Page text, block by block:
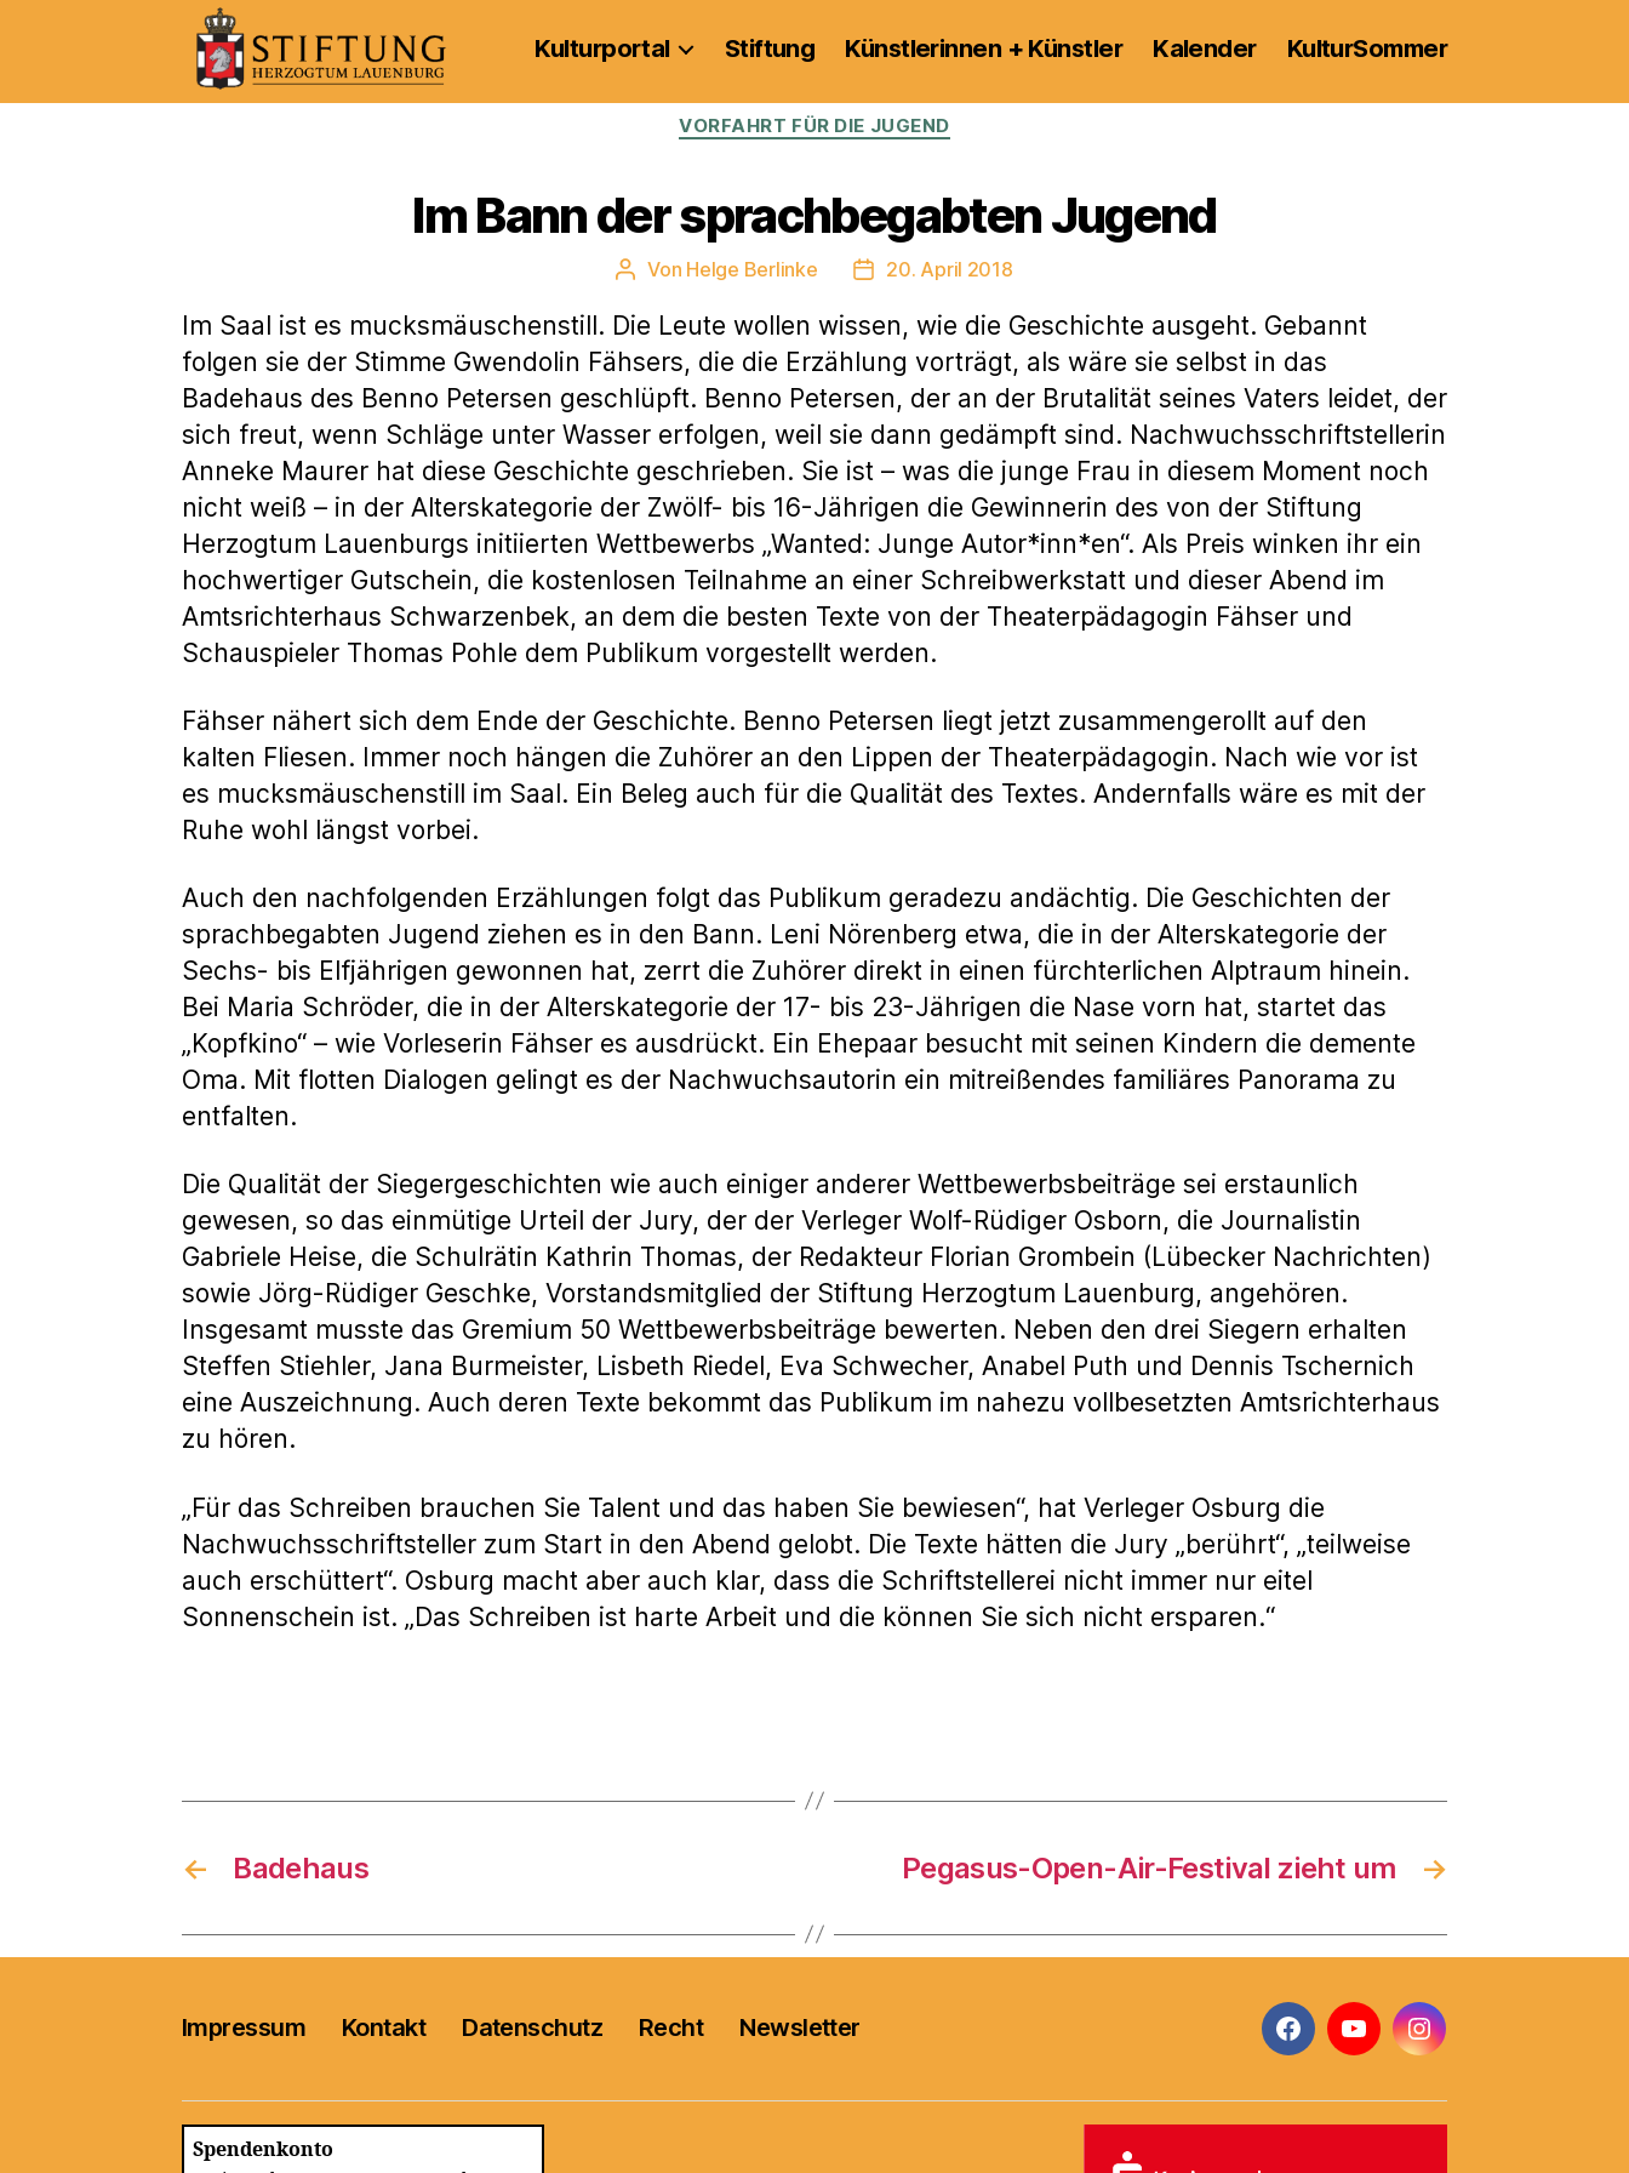
Kulturportal
Kulturportal Stiftung Künstlerinnen + Künstler Kalender KulturSommer
Kategorien
VORFAHRT FÜR DIE JUGEND
Im Bann der sprachbegabten Jugend
Beitragsautor
Von Helge Berlinke Veröffentlichungsdatum
20. April 2018
Im Saal ist es mucksmäuschenstill. Die Leute wollen wissen, wie die Geschichte ausgeht. Gebannt
folgen sie der Stimme Gwendolin Fähsers, die die Erzählung vorträgt, als wäre sie selbst in das
Badehaus des Benno Petersen geschlüpft. Benno Petersen, der an der Brutalität seines Vaters leidet, der
sich freut, wenn Schläge unter Wasser erfolgen, weil sie dann gedämpft sind. Nachwuchsschriftstellerin
Anneke Maurer hat diese Geschichte geschrieben. Sie ist – was die junge Frau in diesem Moment noch
nicht weiß – in der Alterskategorie der Zwölf- bis 16-Jährigen die Gewinnerin des von der Stiftung
Herzogtum Lauenburgs initiierten Wettbewerbs „Wanted: Junge Autor*inn*en“. Als Preis winken ihr ein
hochwertiger Gutschein, die kostenlosen Teilnahme an einer Schreibwerkstatt und dieser Abend im
Amtsrichterhaus Schwarzenbek, an dem die besten Texte von der Theaterpädagogin Fähser und
Schauspieler Thomas Pohle dem Publikum vorgestellt werden.
Fähser nähert sich dem Ende der Geschichte. Benno Petersen liegt jetzt zusammengerollt auf den
kalten Fliesen. Immer noch hängen die Zuhörer an den Lippen der Theaterpädagogin. Nach wie vor ist
es mucksmäuschenstill im Saal. Ein Beleg auch für die Qualität des Textes. Andernfalls wäre es mit der
Ruhe wohl längst vorbei.
Auch den nachfolgenden Erzählungen folgt das Publikum geradezu andächtig. Die Geschichten der
sprachbegabten Jugend ziehen es in den Bann. Leni Nörenberg etwa, die in der Alterskategorie der
Sechs- bis Elfjährigen gewonnen hat, zerrt die Zuhörer direkt in einen fürchterlichen Alptraum hinein.
Bei Maria Schröder, die in der Alterskategorie der 17- bis 23-Jährigen die Nase vorn hat, startet das
„Kopfkino“ – wie Vorleserin Fähser es ausdrückt. Ein Ehepaar besucht mit seinen Kindern die demente
Oma. Mit flotten Dialogen gelingt es der Nachwuchsautorin ein mitreißendes familiäres Panorama zu
entfalten.
Die Qualität der Siegergeschichten wie auch einiger anderer Wettbewerbsbeiträge sei erstaunlich
gewesen, so das einmütige Urteil der Jury, der der Verleger Wolf-Rüdiger Osborn, die Journalistin
Gabriele Heise, die Schulrätin Kathrin Thomas, der Redakteur Florian Grombein (Lübecker Nachrichten)
sowie Jörg-Rüdiger Geschke, Vorstandsmitglied der Stiftung Herzogtum Lauenburg, angehören.
Insgesamt musste das Gremium 50 Wettbewerbsbeiträge bewerten. Neben den drei Siegern erhalten
Steffen Stiehler, Jana Burmeister, Lisbeth Riedel, Eva Schwecher, Anabel Puth und Dennis Tschernich
eine Auszeichnung. Auch deren Texte bekommt das Publikum im nahezu vollbesetzten Amtsrichterhaus
zu hören.
„Für das Schreiben brauchen Sie Talent und das haben Sie bewiesen“, hat Verleger Osburg die
Nachwuchsschriftsteller zum Start in den Abend gelobt. Die Texte hätten die Jury „berührt“, „teilweise
auch erschüttert“. Osburg macht aber auch klar, dass die Schriftstellerei nicht immer nur eitel
Sonnenschein ist. „Das Schreiben ist harte Arbeit und die können Sie sich nicht ersparen.“
← Badehaus →
Pegasus-Open-Air-Festival zieht um
Impressum Kontakt Datenschutz Recht Newsletter
FacebookYouTubeInstagram
Spendenkonto